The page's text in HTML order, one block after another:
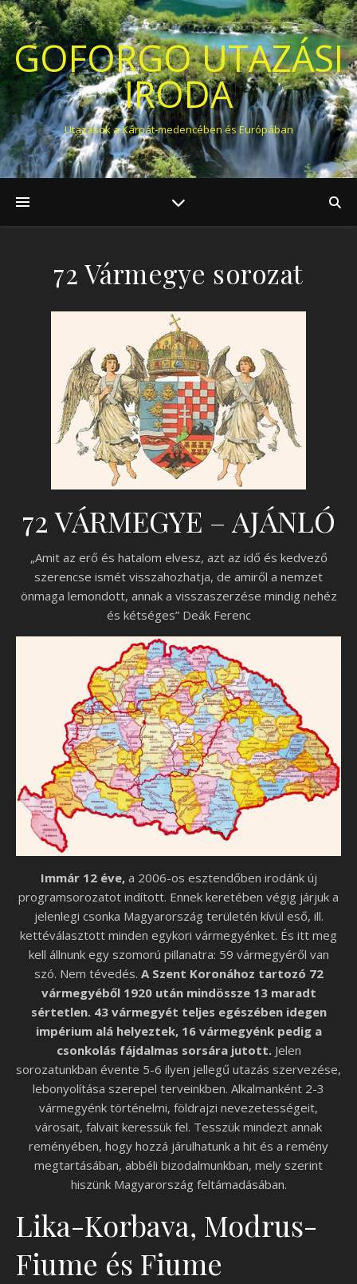
GOFORGO UTAZÁSI
IRODA
Utazások a Kárpát-medencében és Európában
72 Vármegye sorozat
72 VÁRMEGYE – AJÁNLÓ
„Amit az erő és hatalom elvesz, azt az idő és kedvező
szerencse ismét visszahozhatja, de amiről a nemzet
önmaga lemondott, annak a visszaszerzése mindig nehéz
és kétséges” Deák Ferenc
Immár 12 éve,a 2006-os esztendőben irodánk új
programsorozatot indított. Ennek keretében végig járjuk a
jelenlegi csonka Magyarország területén kívül eső, ill.
kettéválasztott minden egykori vármegyénket. És itt meg
kell állnunk egy szomorú pillanatra: 59 vármegyéről van
szó. Nem tévedés. A Szent Koronához tartozó 72
vármegyéből 1920 után mindössze 13 maradt
sértetlen. 43 vármegyét teljes egészében idegen
impérium alá helyeztek, 16 vármegyénk pedig a
csonkolás fájdalmas sorsára jutott.Jelen
sorozatunkban évente 5-6 ilyen jellegű utazás szervezése,
lebonyolítása szerepel terveinkben. Alkalmanként 2-3
vármegyénk történelmi, földrajzi nevezetességeit,
városait, falvait keressük fel. Tesszük mindezt annak
reményében, hogy hozzá járulhatunk a hit és a remény
megtartásában, abbéli bizodalmunkban, mely szerint
hiszünk Magyarország feltámadásában.
Lika-Korbava, Modrus-
Fiume és Fiume